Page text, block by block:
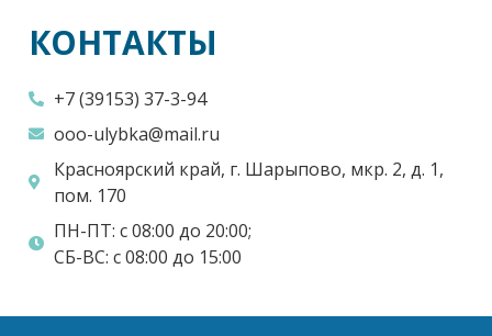
КОНТАКТЫ
+7 (39153) 37-3-94
ooo-ulybka@mail.ru
Красноярский край, г. Шарыпово, мкр. 2, д. 1,
пом. 170
ПН-ПТ: с 08:00 до 20:00;
СБ-ВС: с 08:00 до 15:00